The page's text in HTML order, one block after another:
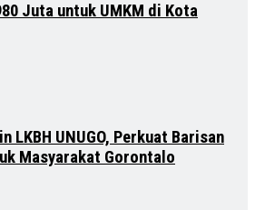
Juta untuk UMKM di Kota
LKBH UNUGO, Perkuat Barisan
Masyarakat Gorontalo